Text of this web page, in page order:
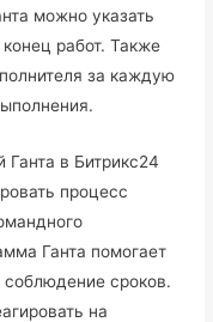
можно указать
работ. Также
за каждую
в Битрикс24
процесс
Ганта помогает
соблюдение сроков.
на